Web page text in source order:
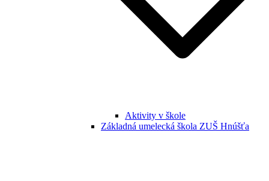
Aktivity v škole
Základná umelecká škola ZUŠ Hnúšťa